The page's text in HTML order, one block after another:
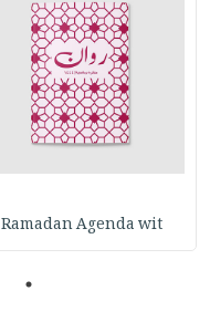
Ramadan Agenda wit
1